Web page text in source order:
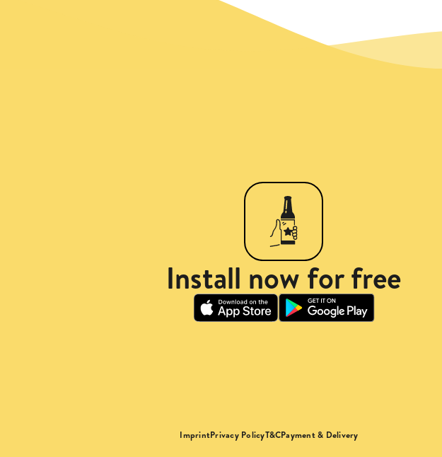
Install now for free
ImprintPrivacy PolicyT&CPayment & Delivery